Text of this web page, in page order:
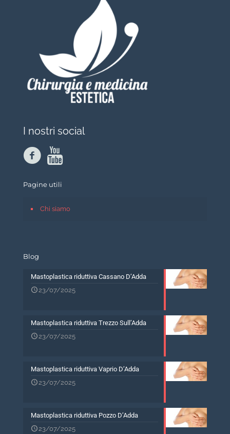
I nostri social
Pagine utili
Chi siamo
Blog
Mastoplastica riduttiva Cassano D’Adda
23/07/2025
Mastoplastica riduttiva Trezzo Sull’Adda
23/07/2025
Mastoplastica riduttiva Vaprio D’Adda
23/07/2025
Mastoplastica riduttiva Pozzo D’Adda
23/07/2025